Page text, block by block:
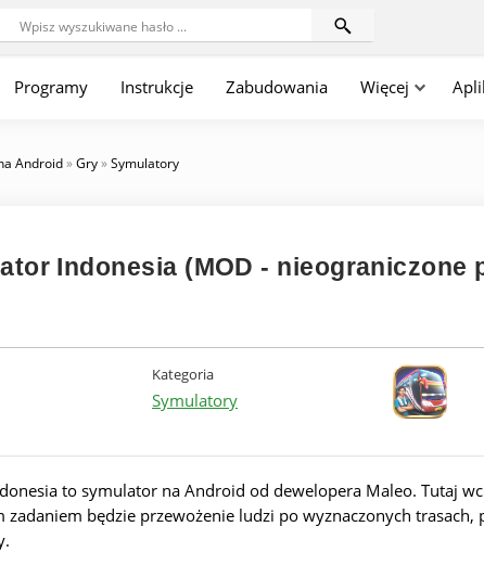
Programy Instrukcje Zabudowania Więcej
Android»Gry»Symulatory
Indonesia (MOD - nieograniczone
Kategoria
Symulatory
to symulator na Android od dewelopera Maleo. Tutaj
będzie przewożenie ludzi po wyznaczonych trasach,